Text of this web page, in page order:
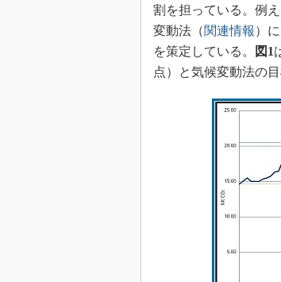
割を担っている。例
変動法（関連情報 ）
を策定している。
図1
点）と気候変動法の